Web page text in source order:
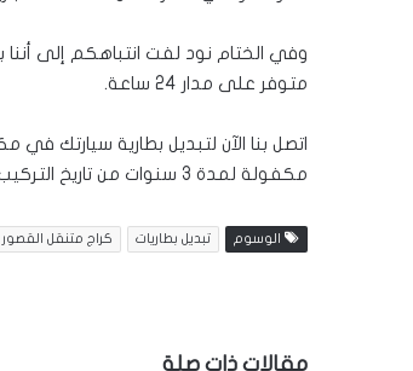
وفي الختام نود لفت انتباهكم إلى أننا
متوفر على مدار 24 ساعة.
اتصل بنا الآن لتبديل بطارية سيارتك
مكفولة لمدة 3 سنوات من تاريخ التركيب
الوسوم تبديل بطاريات كراج متنقل القصور
مقالات ذات صلة